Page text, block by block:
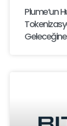
Plume’un